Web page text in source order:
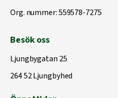
Org. nummer: 559578-7275
Besök oss
Ljungbygatan 25
264 52 Ljungbyhed